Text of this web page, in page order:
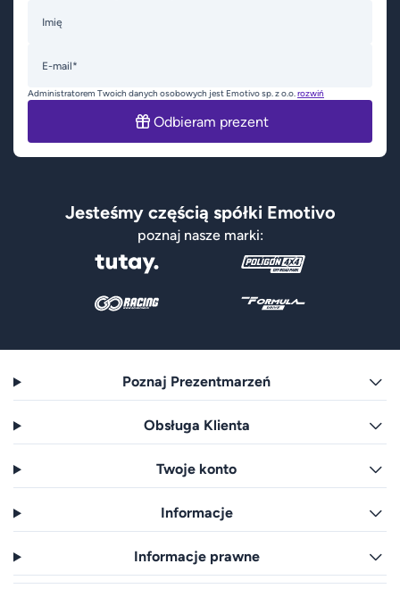
Imię
E-mail*
Administratorem Twoich danych osobowych jest Emotivo sp. z o.o.rozwiń
Odbieram prezent
Jesteśmy częścią spółki Emotivo
poznaj nasze marki:
Poznaj Prezentmarzeń
Obsługa Klienta
Twoje konto
Informacje
Informacje prawne